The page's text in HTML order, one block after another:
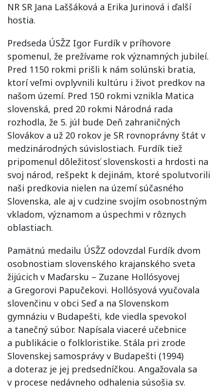
NR SR Jana Laššáková a Erika Jurinová i ďalší
hostia.
Predseda ÚSŽZ Igor Furdík v príhovore
spomenul, že prežívame rok významných jubileí.
Pred 1150 rokmi prišli k nám solúnski bratia,
ktorí veľmi ovplyvnili kultúru i život predkov na
našom území. Pred 150 rokmi vznikla Matica
slovenská, pred 20 rokmi Národná rada
rozhodla, že 5. júl bude Deň zahraničných
Slovákov a už 20 rokov je SR rovnoprávny štát v
medzinárodných súvislostiach. Furdík tiež
pripomenul dôležitosť slovenskosti a hrdosti na
svoj národ, rešpekt k dejinám, ktoré spolutvorili
naši predkovia nielen na území súčasného
Slovenska, ale aj v cudzine svojím osobnostným
vkladom, významom a úspechmi v rôznych
oblastiach.
Pamätnú medailu ÚSŽZ odovzdal Furdík dvom
osobnostiam slovenského krajanského sveta
žijúcich v Maďarsku – Zuzane Hollósyovej
a Gregorovi Papučekovi. Hollósyová vyučovala
slovenčinu v obci Seď a na Slovenskom
gymnáziu v Budapešti, kde viedla spevokol
a tanečný súbor. Napísala viaceré učebnice
a publikácie o folkloristike. Stála pri zrode
Slovenskej samosprávy v Budapešti (1994)
a doteraz je jej predsedníčkou. Angažovala sa
v procese nedávneho odhalenia súsošia sv.